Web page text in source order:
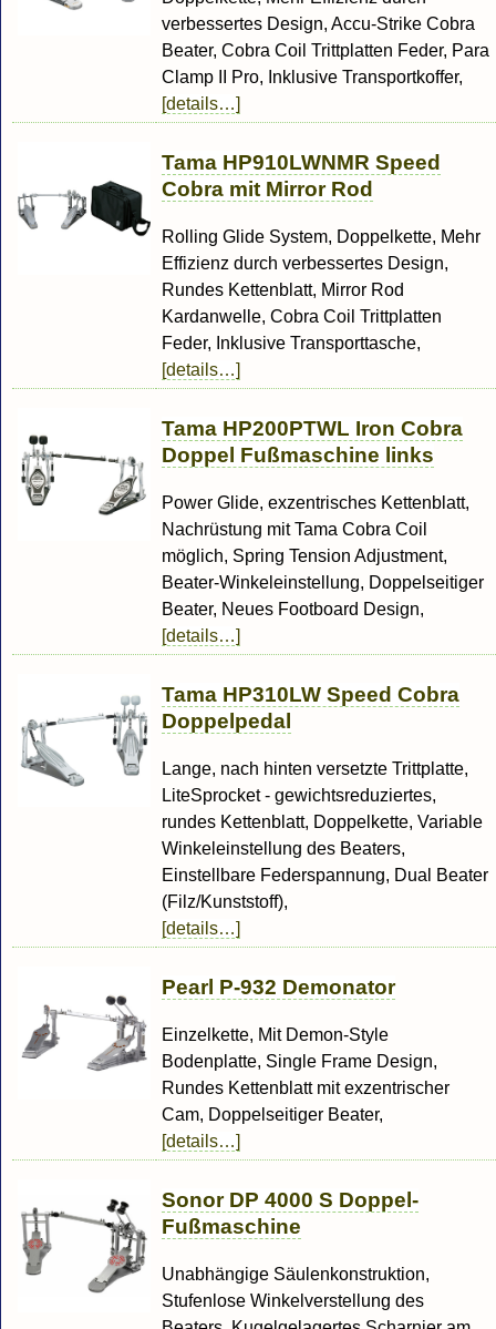
verbessertes Design, Accu-Strike Cobra
Beater, Cobra Coil Trittplatten Feder, Para
Clamp II Pro, Inklusive Transportkoffer,
[details…]
Tama HP910LWNMR Speed
Cobra mit Mirror Rod
Rolling Glide System, Doppelkette, Mehr
Effizienz durch verbessertes Design,
Rundes Kettenblatt, Mirror Rod
Kardanwelle, Cobra Coil Trittplatten
Feder, Inklusive Transporttasche,
[details…]
Tama HP200PTWL Iron Cobra
Doppel Fußmaschine links
Power Glide, exzentrisches Kettenblatt,
Nachrüstung mit Tama Cobra Coil
möglich, Spring Tension Adjustment,
Beater-Winkeleinstellung, Doppelseitiger
Beater, Neues Footboard Design,
[details…]
Tama HP310LW Speed Cobra
Doppelpedal
Lange, nach hinten versetzte Trittplatte,
LiteSprocket - gewichtsreduziertes,
rundes Kettenblatt, Doppelkette, Variable
Winkeleinstellung des Beaters,
Einstellbare Federspannung, Dual Beater
(Filz/Kunststoff),
[details…]
Pearl P-932 Demonator
Einzelkette, Mit Demon-Style
Bodenplatte, Single Frame Design,
Rundes Kettenblatt mit exzentrischer
Cam, Doppelseitiger Beater,
[details…]
Sonor DP 4000 S Doppel-
Fußmaschine
Unabhängige Säulenkonstruktion,
Stufenlose Winkelverstellung des